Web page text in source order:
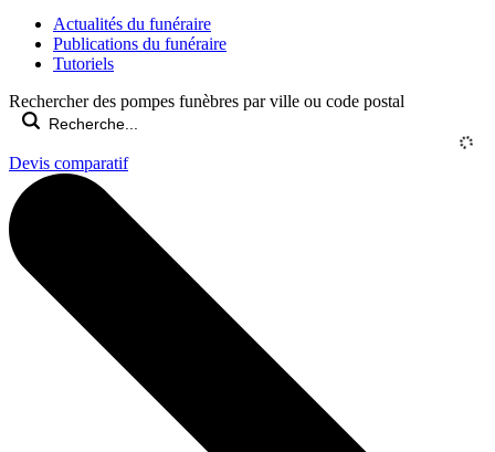
Actualités du funéraire
Publications du funéraire
Tutoriels
Rechercher des pompes funèbres par ville ou code postal
Devis comparatif